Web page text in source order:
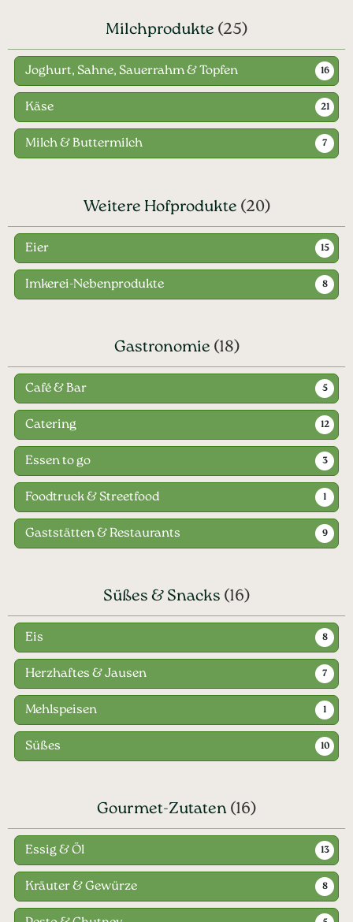
Milchprodukte (25)
Joghurt, Sahne, Sauerrahm & Topfen 16
Käse 21
Milch & Buttermilch 7
Weitere Hofprodukte (20)
Eier 15
Imkerei-Nebenprodukte 8
Gastronomie (18)
Café & Bar 5
Catering 12
Essen to go 3
Foodtruck & Streetfood 1
Gaststätten & Restaurants 9
Süßes & Snacks (16)
Eis 8
Herzhaftes & Jausen 7
Mehlspeisen 1
Süßes 10
Gourmet-Zutaten (16)
Essig & Öl 13
Kräuter & Gewürze 8